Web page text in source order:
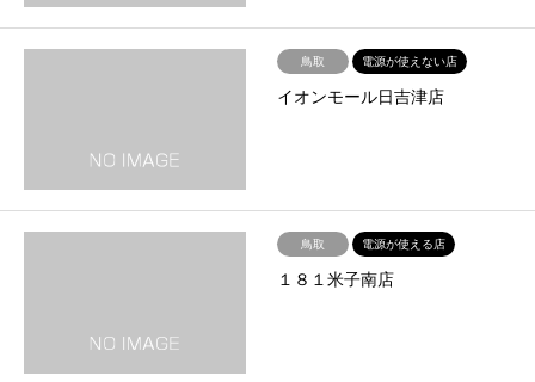
鳥取 電源が使えない店
イオンモール日吉津店
鳥取 電源が使える店
１８１米子南店